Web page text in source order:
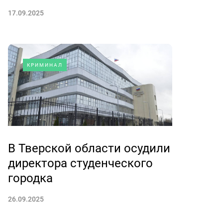
17.09.2025
КРИМИНАЛ
В Тверской области осудили
директора студенческого
городка
26.09.2025